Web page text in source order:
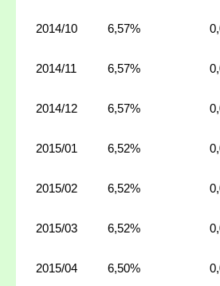
2014/10 6,57%
2014/11 6,57%
2014/12 6,57%
2015/01 6,52%
2015/02 6,52%
2015/03 6,52%
2015/04 6,50%